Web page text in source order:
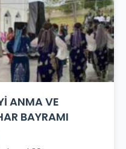
ANMA VE
BAYRAMI